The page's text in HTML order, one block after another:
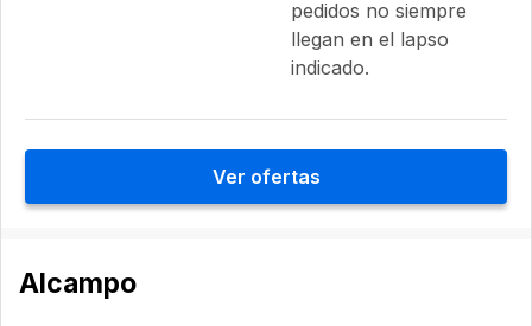
pedidos no siempre
llegan en el lapso
indicado.
Ver ofertas
Alcampo